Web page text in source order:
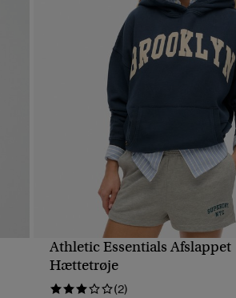
HURTIGVISNING
Athletic Essentials Afslappet
Hættetrøje
(2)